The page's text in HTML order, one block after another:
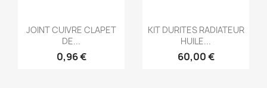
Aperçu rapide
JOINT CUIVRE CLAPET
DE...
0,96 €
 Aperçu rapide
KIT DURITES RADIATEUR
HUILE...
60,00 €